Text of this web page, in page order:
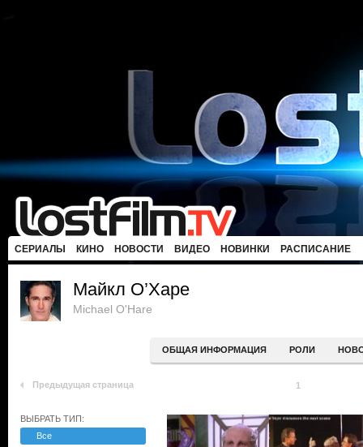
СЕРИАЛЫ КИНО НОВОСТИ ВИДЕО НОВИНКИ РАСПИСАНИЕ
Майкл О’Харе
Michael O'Hare
ОБЩАЯ ИНФОРМАЦИЯ РОЛИ
Предыдущая страница 1
ВЫБРАТЬ ТИП:
Все